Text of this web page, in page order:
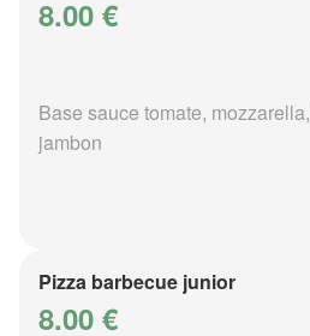
8.00 €
Base sauce tomate,
jambon
Pizza barbecue junior
8.00 €